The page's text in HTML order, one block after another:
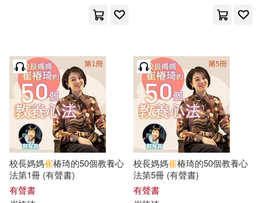
城旭遠(6)
奧飛．普思樂(6)
威廉‧莎士比亞(6)
安藤慈朗(6) 宋永寬(6)
崔亞量(6) 崔宜明(6)
中國農業大學出版社(19)
冶金工業出版社(19)
北京聯合出版公司(19)
四川美術出版社(19)
校長媽媽崔椿琦的50個教養心
法第1冊 (有聲書)
有聲書
校長媽媽崔椿琦的50個教養心
法第5冊 (有聲書)
有聲書